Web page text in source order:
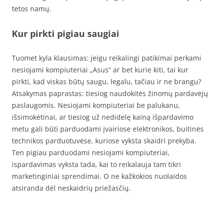
tetos namų.
Kur pirkti pigiau saugiai
Tuomet kyla klausimas: jeigu reikalingi patikimai perkami
nesiojami kompiuteriai „Asus“ ar bet kurie kiti, tai kur
pirkti, kad viskas būtų saugu, legalu, tačiau ir ne brangu?
Atsakymas paprastas: tiesiog naudokitės žinomų pardavėjų
paslaugomis. Nesiojami kompiuteriai be palukanu,
išsimokėtinai, ar tiesiog už nedidelę kainą išpardavimo
metu gali būti parduodami įvairiose elektronikos, buitinės
technikos parduotuvėse, kuriose vyksta skaidri prekyba.
Ten pigiau parduodami nesiojami kompiuteriai,
ispardavimas vyksta tada, kai to reikalauja tam tikri
marketinginiai sprendimai. O ne kažkokios nuolaidos
atsiranda dėl neskaidrių priežasčių.